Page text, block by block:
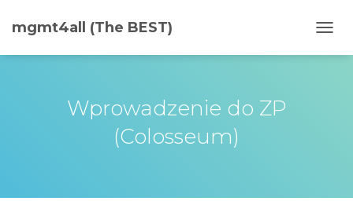
mgmt4all (The BEST)
Wprowadzenie do ZP
(Colosseum)